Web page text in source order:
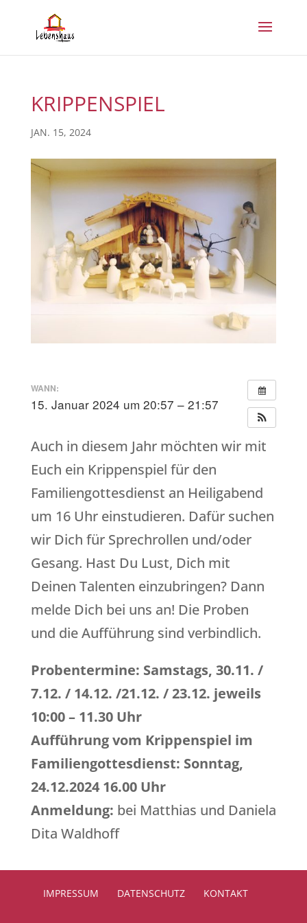
KRIPPENSPIEL
JAN. 15, 2024
WANN:
15. Januar 2024 um 20:57 – 21:57
Auch in diesem Jahr möchten wir mit
Euch ein Krippenspiel für den
Familiengottesdienst an Heiligabend
um 16 Uhr einstudieren. Dafür suchen
wir Dich für Sprechrollen und/oder
Gesang. Hast Du Lust, Dich mit
Deinen Talenten einzubringen? Dann
melde Dich bei uns an! Die Proben
und die Aufführung sind verbindlich.
Probentermine: Samstags, 30.11. /
7.12. / 14.12. /21.12. / 23.12. jeweils
10:00 – 11.30 Uhr
Aufführung vom Krippenspiel im
Familiengottesdienst: Sonntag,
24.12.2024 16.00 Uhr
Anmeldung: bei Matthias und Daniela
Dita Waldhoff
IMPRESSUM DATENSCHUTZ KONTAKT